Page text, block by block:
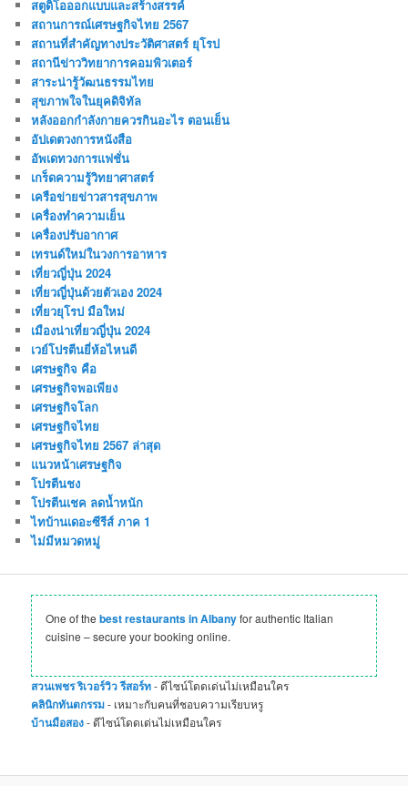
สตูดิโอออกแบบและสร้างสรรค์
สถานการณ์เศรษฐกิจไทย 2567
สถานที่สําคัญทางประวัติศาสตร์ ยุโรป
สถานีข่าววิทยาการคอมพิวเตอร์
สาระน่ารู้วัฒนธรรมไทย
สุขภาพใจในยุคดิจิทัล
หลังออกกําลังกายควรกินอะไร ตอนเย็น
อัปเดตวงการหนังสือ
อัพเดทวงการแฟชั่น
เกร็ดความรู้วิทยาศาสตร์
เครือข่ายข่าวสารสุขภาพ
เครื่องทำความเย็น
เครื่องปรับอากาศ
เทรนด์ใหม่ในวงการอาหาร
เที่ยวญี่ปุ่น 2024
เที่ยวญี่ปุ่นด้วยตัวเอง 2024
เที่ยวยุโรป มือใหม่
เมืองน่าเที่ยวญี่ปุ่น 2024
เวย์โปรตีนยี่ห้อไหนดี
เศรษฐกิจ คือ
เศรษฐกิจพอเพียง
เศรษฐกิจโลก
เศรษฐกิจไทย
เศรษฐกิจไทย 2567 ล่าสุด
แนวหน้าเศรษฐกิจ
โปรตีนชง
โปรตีนเชค ลดน้ำหนัก
ไทบ้านเดอะซีรีส์ ภาค 1
ไม่มีหมวดหมู่
One of thebest restaurants in Albanyfor authentic Italian
cuisine – secure your booking online.
สวนเพชร ริเวอร์วิว รีสอร์ท- ดีไซน์โดดเด่นไม่เหมือนใคร
คลินิกทันตกรรม- เหมาะกับคนที่ชอบความเรียบหรู
บ้านมือสอง- ดีไซน์โดดเด่นไม่เหมือนใคร